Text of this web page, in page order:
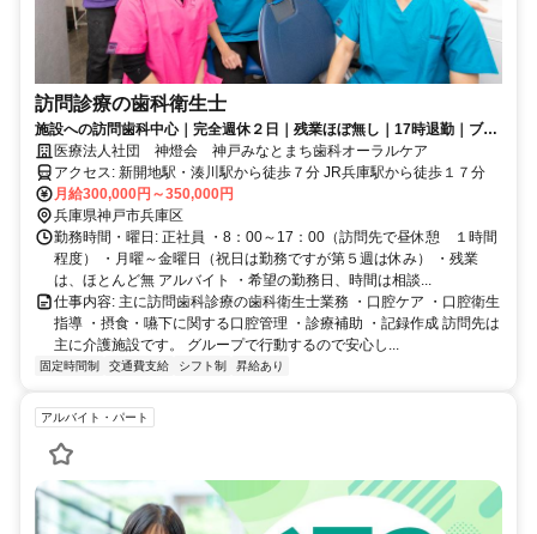
訪問診療の歯科衛生士
施設への訪問歯科中心｜完全週休２日｜残業ほぼ無し｜17時退勤｜ブラ
ンク歓迎｜一緒に地域の患者様を支える歯科衛生士を募集しています
医療法人社団 神燈会 神戸みなとまち歯科オーラルケア
アクセス: 新開地駅・湊川駅から徒歩７分 JR兵庫駅から徒歩１７分
月給300,000円～350,000円
兵庫県神戸市兵庫区
勤務時間・曜日: 正社員 ・8：00～17：00（訪問先で昼休憩 １時間
程度） ・月曜～金曜日（祝日は勤務ですが第５週は休み） ・残業
は、ほとんど無 アルバイト ・希望の勤務日、時間は相談...
仕事内容: 主に訪問歯科診療の歯科衛生士業務 ・口腔ケア ・口腔衛生
指導 ・摂食・嚥下に関する口腔管理 ・診療補助 ・記録作成 訪問先は
主に介護施設です。 グループで行動するので安心し...
固定時間制 交通費支給 シフト制 昇給あり
アルバイト・パート